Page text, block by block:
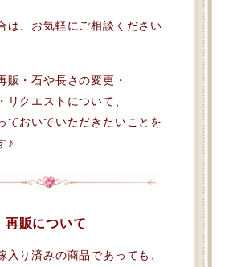
は、お気軽にご相談ください
販・石や長さの変更・
リクエストについて、
ておいていただきたいことを
♪
販について
入り済みの商品であっても、